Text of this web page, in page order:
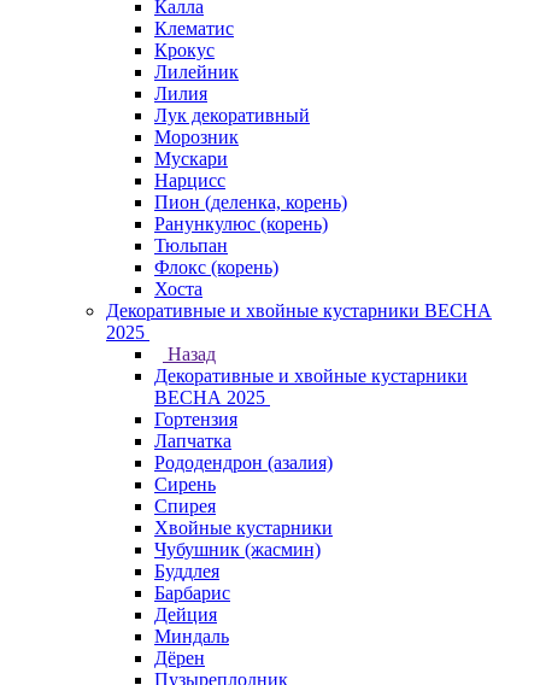
Калла
Клематис
Крокус
Лилейник
Лилия
Лук декоративный
Морозник
Мускари
Нарцисс
Пион (деленка, корень)
Ранункулюс (корень)
Тюльпан
Флокс (корень)
Хоста
Декоративные и хвойные кустарники ВЕСНА
2025
Назад
Декоративные и хвойные кустарники
ВЕСНА 2025
Гортензия
Лапчатка
Рододендрон (азалия)
Сирень
Спирея
Хвойные кустарники
Чубушник (жасмин)
Буддлея
Барбарис
Дейция
Миндаль
Дёрен
Пузыреплодник